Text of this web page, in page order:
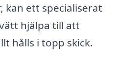
kan ett specialiserat
hjälpa till att
hålls i topp skick.